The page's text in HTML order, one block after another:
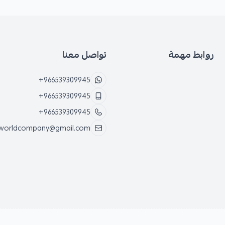
روابط مهمة تواصل معنا
+966539309945
+966539309945
+966539309945